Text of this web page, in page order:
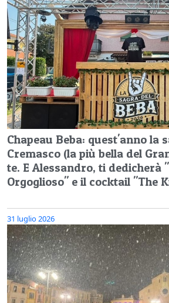
Chapeau Beba: quest'anno la
Cremasco (la più bella del
te. E Alessandro, ti dedicherà
Orgoglioso" e il cocktail "The
31 luglio 2026